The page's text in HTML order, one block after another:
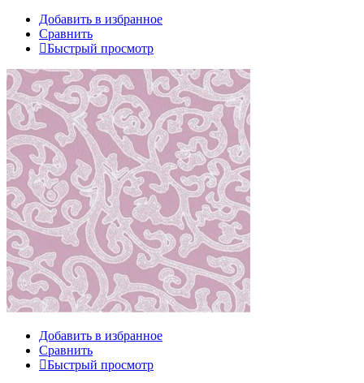
Добавить в избранное
Сравнить
Быстрый просмотр
Добавить в избранное
Сравнить
Быстрый просмотр